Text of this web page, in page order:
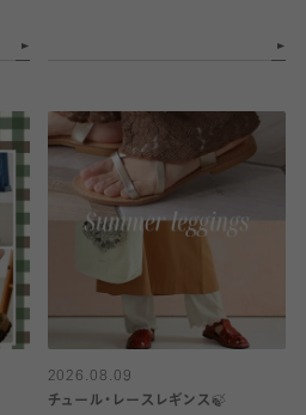
2026.08.09
チュール・レースレギンス🍃